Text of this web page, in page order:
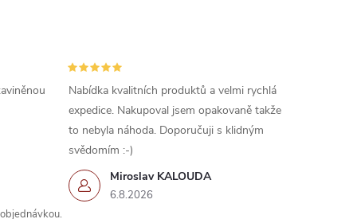
Miroslav KALOUDA
6.8.2026
Nabídka kvalitních produktů a velmi rychlá
expedice. Nakupoval jsem opakovaně takže
to nebyla náhoda. Doporučuji s klidným
svědomím :-)